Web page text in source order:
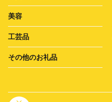
美容
工芸品
その他のお礼品